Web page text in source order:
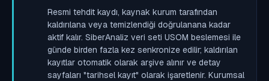
Resmi tehdit kaydı, kaynak kurum tarafından
kaldırılana veya temizlendiği doğrulanana kadar
aktif kalır. SiberAnaliz veri seti USOM beslemesi ile
günde birden fazla kez senkronize edilir; kaldırılan
kayıtlar otomatik olarak arşive alınır ve detay
sayfaları "tarihsel kayıt" olarak işaretlenir. Kurumsal